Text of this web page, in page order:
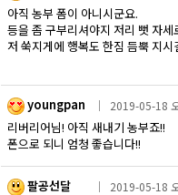
아직 농부 폼이 아니시군요.
등을 좀 구부리셔야지 저리 뻣 자
저 쑥지게에 행복도 한짐 듬뿍 지시
youngpan ｜ 2019-05-18
리버리어님! 아직 새내기 농부죠!!
폰으로 되니 엄청 좋습니다!!
팔공선달 ｜ 2019-05-18